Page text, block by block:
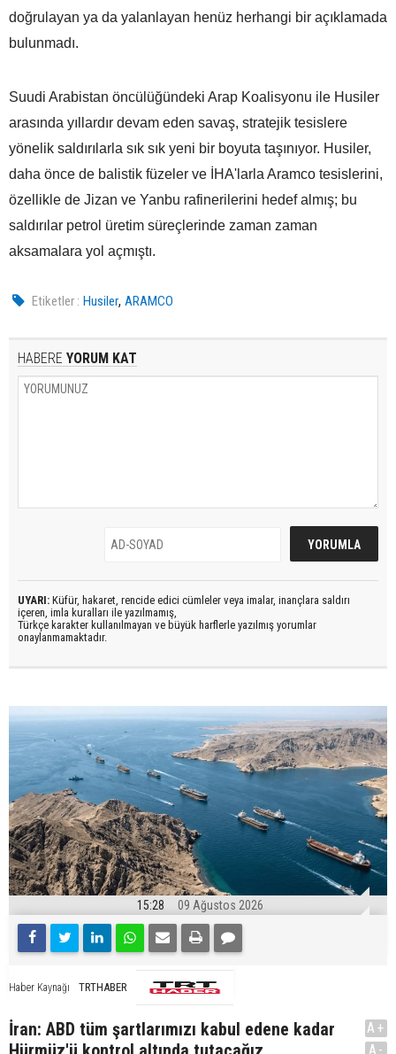
doğrulayan ya da yalanlayan henüz herhangi bir açıklamada
bulunmadı.
Suudi Arabistan öncülüğündeki Arap Koalisyonu ile Husiler
arasında yıllardır devam eden savaş, stratejik tesislere
yönelik saldırılarla sık sık yeni bir boyuta taşınıyor. Husiler,
daha önce de balistik füzeler ve İHA'larla Aramco tesislerini,
özellikle de Jizan ve Yanbu rafinerilerini hedef almış; bu
saldırılar petrol üretim süreçlerinde zaman zaman
aksamalara yol açmıştı.
Etiketler : Husiler,ARAMCO
HABERE YORUM KAT
UYARI: Küfür, hakaret, rencide edici cümleler veya imalar, inançlara saldırı
içeren, imla kuralları ile yazılmamış,
Türkçe karakter kullanılmayan ve büyük harflerle yazılmış yorumlar
onaylanmamaktadır.
15:28 09 Ağustos 2026
Haber Kaynağı TRTHABER
İran: ABD tüm şartlarımızı kabul edene kadar
A+
A-